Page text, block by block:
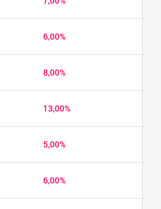
6,00%
8,00%
13,00%
5,00%
6,00%